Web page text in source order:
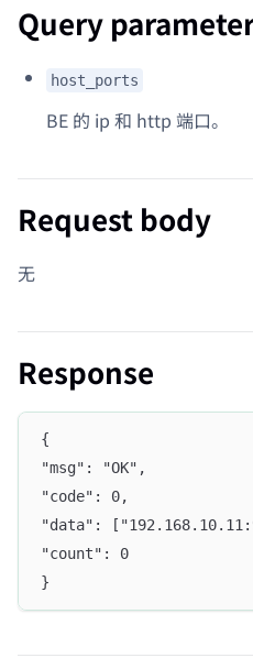
Query
host_ports
BE 的 ip 和 http 端口。
Request body
无
Response
{
"msg": "OK",
"code": 0,
"data":
"count": 0
}